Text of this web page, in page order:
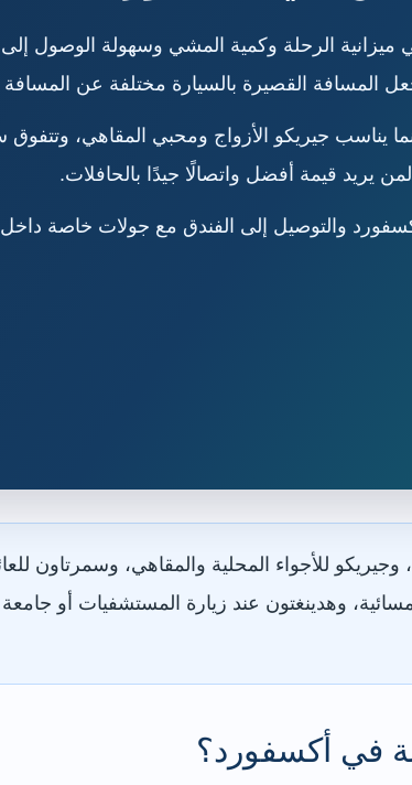
الرحلة وكمية المشي وسهولة الوصول
المسافة القصيرة بالسيارة مختلفة عن
يناسب جيريكو الأزواج ومحبي المقاهي،
يريد قيمة أفضل واتصالًا جيدًا بالحافلات.
للأجواء المحلية والمقاهي، وسمرتاون
وهدينغتون عند زيارة المستشفيات أو
في أكسفورد؟